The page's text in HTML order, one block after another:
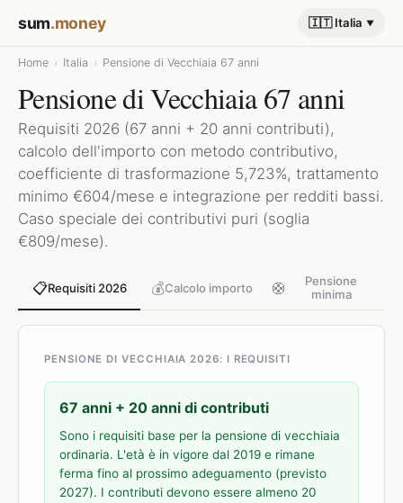
sum.money 🇮🇹 Italia
Home › Italia › Pensione di Vecchiaia 67 anni
Pensione di Vecchiaia 67 anni
Requisiti 2026 (67 anni + 20 anni contributi),
calcolo dell'importo con metodo contributivo,
coefficiente di trasformazione 5,723%, trattamento
minimo €604/mese e integrazione per redditi bassi.
Caso speciale dei contributivi puri (soglia
€809/mese).
📋Requisiti 2026 💰Calcolo importo 🛟
Pensione
minima
PENSIONE DI VECCHIAIA 2026: I REQUISITI
67 anni + 20 anni di contributi
Sono i requisiti base per la pensione di vecchiaia
ordinaria. L'età è in vigore dal 2019 e rimane
ferma fino al prossimo adeguamento (previsto
2027). I contributi devono essere almeno 20